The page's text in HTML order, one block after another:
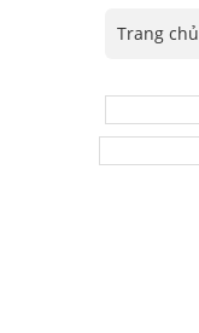
Trang chủ